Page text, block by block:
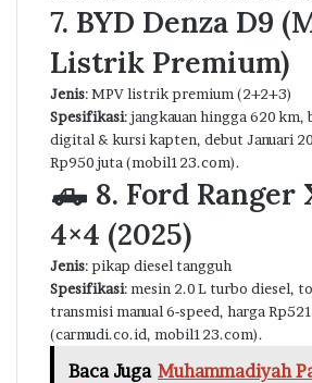
7. BYD Denza D9
Listrik Premium)
Jenis: MPV listrik premium (2+2+3)
Spesifikasi: jangkauan hingga 620 km,
digital & kursi kapten, debut Januari
Rp950 juta (mobil123.com).
🛻 8. Ford Ranger
4×4 (2025)
Jenis: pikap diesel tangguh
Spesifikasi: mesin 2.0 L turbo diesel,
transmisi manual 6‑speed, harga
(carmudi.co.id, mobil123.com).
Baca Juga Muhammadiyah